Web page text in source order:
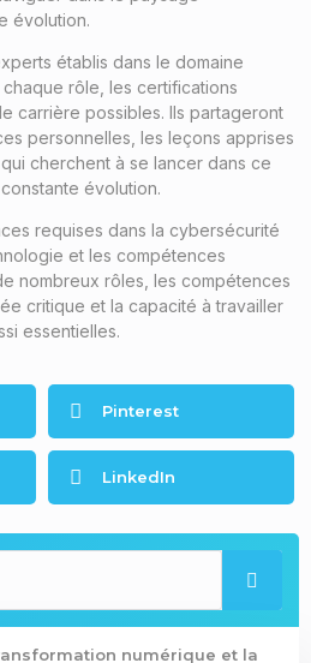
évolution.
établis dans le domaine
rôle, les certifications
carrière possibles. Ils partageront
personnelles, les leçons apprises
cherchent à se lancer dans ce
évolution.
requises dans la cybersécurité
et les compétences
nombreux rôles, les compétences
critique et la capacité à travailler
essentielles.
Pinterest
LinkedIn
numérique et la